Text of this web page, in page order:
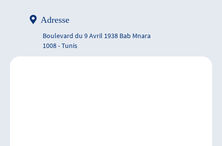
Adresse
Boulevard du 9 Avril 1938 Bab Mnara
1008 - Tunis